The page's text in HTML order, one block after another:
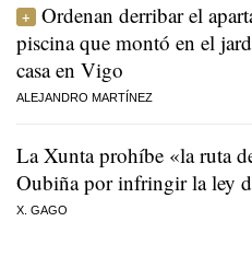
Ordenan derribar el
piscina que montó en el
casa en Vigo
ALEJANDRO MARTÍNEZ
La Xunta prohíbe «la ruta
Oubiña por infringir la ley
X. GAGO